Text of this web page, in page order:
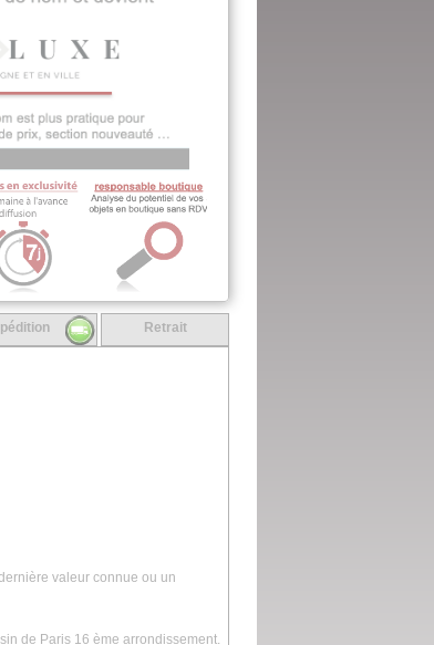
Retrait
valeur connue ou un
de Paris 16 ème arrondissement.